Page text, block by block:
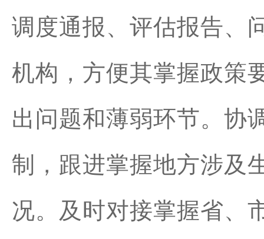
调度通报、评估报告、
机构，方便其掌握政策
出问题和薄弱环节。协
制，跟进掌握地方涉及
况。及时对接掌握省、